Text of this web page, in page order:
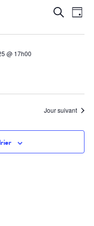
Recherche
de
Jour
@ 17h00
Jour suivant